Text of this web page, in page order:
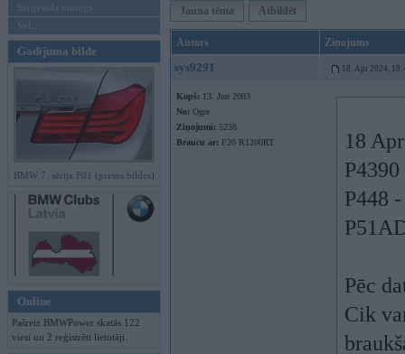
Sērijveida tūnings
Vel...
Gadījuma bilde
BMW 7. sērija F01 (preses bildes)
Online
Pašreiz BMWPower skatās 122
viesi un 2 reģistrēti lietotāji.
Jauna tēma Atbildēt
Autors Ziņojums
sys9291 18. Apr 2024,
Kopš: 13. Jun 2003
No: Ogre
Ziņojumi: 5238
Braucu ar: F20 R1200RT
18
P448
Pēc
Cik